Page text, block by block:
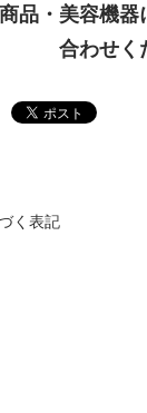
品・美容機
合わせく
く表記